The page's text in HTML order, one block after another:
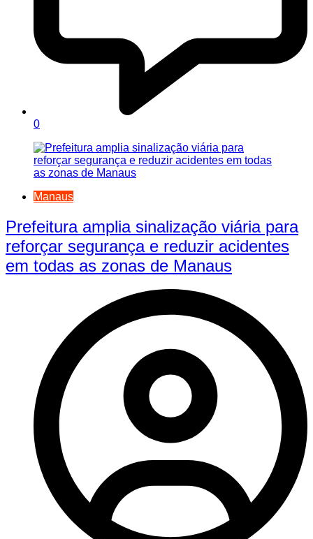
0
Manaus
Prefeitura amplia sinalização viária para
reforçar segurança e reduzir acidentes
em todas as zonas de Manaus